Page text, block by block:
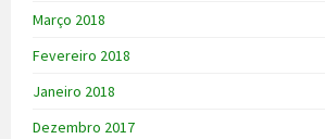
Março 2018
Fevereiro 2018
Janeiro 2018
Dezembro 2017